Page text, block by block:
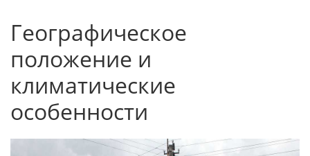
Географическое
положение и
климатические
особенности